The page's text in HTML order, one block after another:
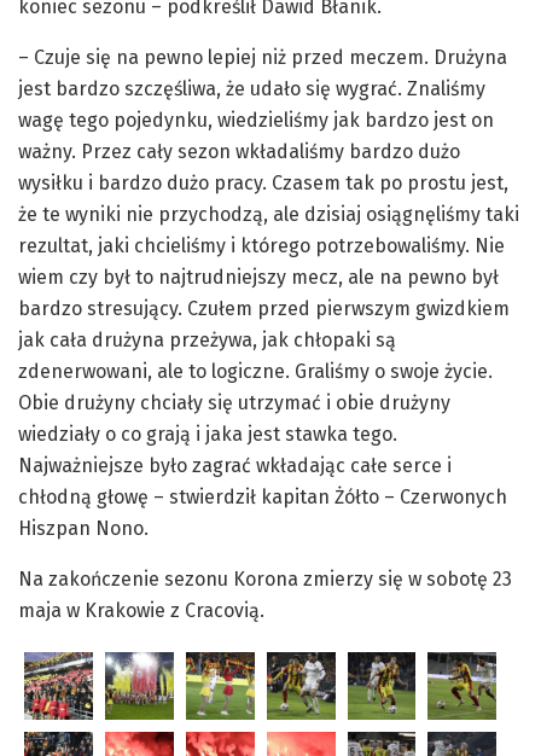
koniec sezonu – podkreślił Dawid Błanik.
– Czuje się na pewno lepiej niż przed meczem. Drużyna
jest bardzo szczęśliwa, że udało się wygrać. Znaliśmy
wagę tego pojedynku, wiedzieliśmy jak bardzo jest on
ważny. Przez cały sezon wkładaliśmy bardzo dużo
wysiłku i bardzo dużo pracy. Czasem tak po prostu jest,
że te wyniki nie przychodzą, ale dzisiaj osiągnęliśmy taki
rezultat, jaki chcieliśmy i którego potrzebowaliśmy. Nie
wiem czy był to najtrudniejszy mecz, ale na pewno był
bardzo stresujący. Czułem przed pierwszym gwizdkiem
jak cała drużyna przeżywa, jak chłopaki są
zdenerwowani, ale to logiczne. Graliśmy o swoje życie.
Obie drużyny chciały się utrzymać i obie drużyny
wiedziały o co grają i jaka jest stawka tego.
Najważniejsze było zagrać wkładając całe serce i
chłodną głowę – stwierdził kapitan Żółto – Czerwonych
Hiszpan Nono.
Na zakończenie sezonu Korona zmierzy się w sobotę 23
maja w Krakowie z Cracovią.